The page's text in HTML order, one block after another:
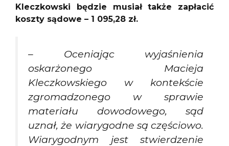
Kleczkowski będzie musiał także zapłacić
koszty sądowe – 1 095,28 zł.
– Oceniając wyjaśnienia
oskarżonego Macieja
Kleczkowskiego w kontekście
zgromadzonego w sprawie
materiału dowodowego, sąd
uznał, że wiarygodne są częściowo.
Wiarygodnym jest stwierdzenie